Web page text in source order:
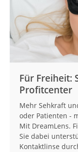
Für Freiheit:
Profitcenter
Mehr Sehkraft
oder Patienten -
Mit DreamLens.
Sie dabei
Kontaktlinse